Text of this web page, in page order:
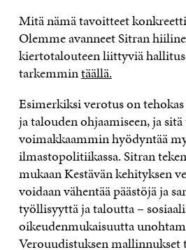
Mitä nämä tavoitteet
Olemme avanneet Sitran
kiertotalouteen liittyviä
tarkemmintäällä.
Esimerkiksi verotus on
ja talouden ohjaamiseen, ja
voimakkaammin hyödyntää
ilmastopolitiikassa. Sitran
mukaan Kestävän kehityksen
voidaan vähentää päästöjä ja
työllisyyttä ja taloutta –
oikeudenmukaisuutta
Verouudistuksen mallinnukset